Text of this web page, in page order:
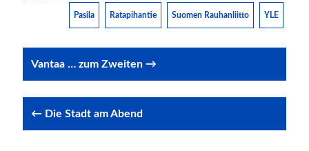
Pasila Ratapihantie Suomen Rauhanliitto YLE
Post
navigation
Vantaa … zum Zweiten →
← Die Stadt am Abend